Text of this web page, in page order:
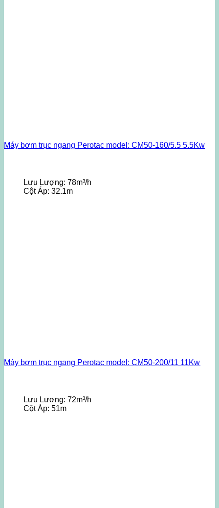
Máy bơm trục ngang Perotac model: CM50-160/5.5 5.5Kw
Lưu Lượng: 78m³/h
Cột Áp: 32.1m
Máy bơm trục ngang Perotac model: CM50-200/11 11Kw
Lưu Lượng: 72m³/h
Cột Áp: 51m